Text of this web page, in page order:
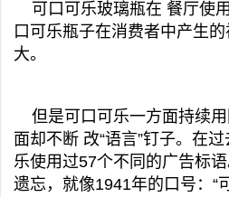
可口可乐玻璃瓶在 餐厅使
口可乐瓶子在消费者中产生
大。
但是可口可乐一方面持续
面却不断 改“语言”钉子。在
乐使用过57个不同的广告标
遗忘，就像1941年的口号：“